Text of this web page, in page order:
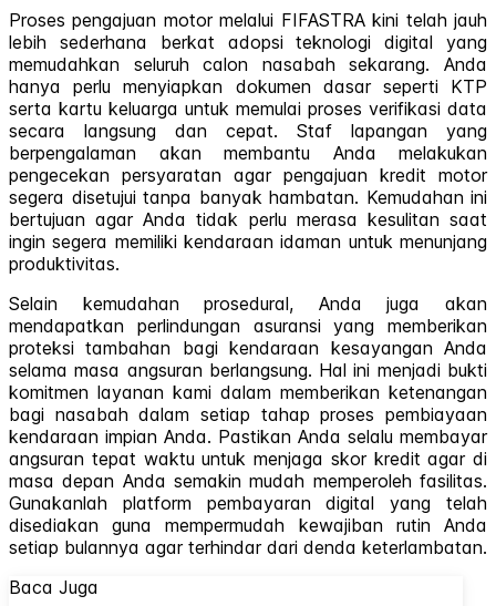
Proses pengajuan motor melalui FIFASTRA kini telah jauh
lebih sederhana berkat adopsi teknologi digital yang
memudahkan seluruh calon nasabah sekarang. Anda
hanya perlu menyiapkan dokumen dasar seperti KTP
serta kartu keluarga untuk memulai proses verifikasi data
secara langsung dan cepat. Staf lapangan yang
berpengalaman akan membantu Anda melakukan
pengecekan persyaratan agar pengajuan kredit motor
segera disetujui tanpa banyak hambatan. Kemudahan ini
bertujuan agar Anda tidak perlu merasa kesulitan saat
ingin segera memiliki kendaraan idaman untuk menunjang
produktivitas.
Selain kemudahan prosedural, Anda juga akan
mendapatkan perlindungan asuransi yang memberikan
proteksi tambahan bagi kendaraan kesayangan Anda
selama masa angsuran berlangsung. Hal ini menjadi bukti
komitmen layanan kami dalam memberikan ketenangan
bagi nasabah dalam setiap tahap proses pembiayaan
kendaraan impian Anda. Pastikan Anda selalu membayar
angsuran tepat waktu untuk menjaga skor kredit agar di
masa depan Anda semakin mudah memperoleh fasilitas.
Gunakanlah platform pembayaran digital yang telah
disediakan guna mempermudah kewajiban rutin Anda
setiap bulannya agar terhindar dari denda keterlambatan.
Baca Juga